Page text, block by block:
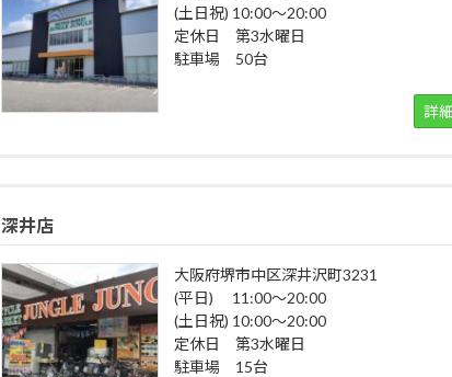
(土日祝) 10:00～20:00
定休日 第3水曜日
駐車場 50台
詳
深井店
大阪府堺市中区深井沢町3231
(平日) 11:00～20:00
(土日祝) 10:00～20:00
定休日 第3水曜日
駐車場 15台